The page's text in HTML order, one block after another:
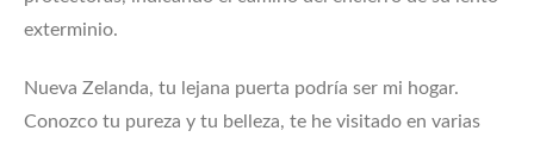
exterminio.
Nueva Zelanda, tu lejana puerta podría ser mi hogar.
Conozco tu pureza y tu belleza, te he visitado en varias